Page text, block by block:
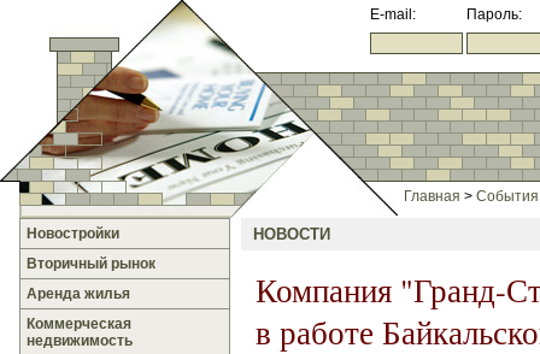
E-mail: Пароль:
Главная > События
Новостройки
Вторичный рынок
Аренда жилья
Коммерческая
недвижимость
НОВОСТИ
Компания "Гранд-
в работе